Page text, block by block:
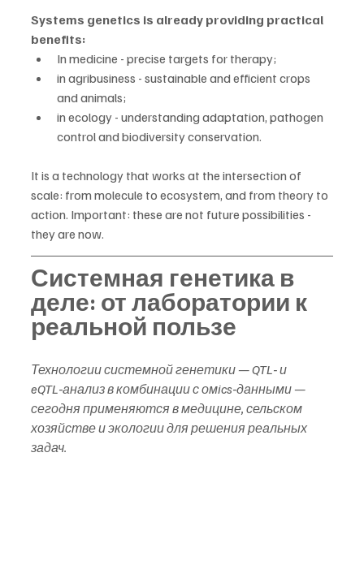
Systems genetics is already providing practical
benefits:
In medicine - precise targets for therapy;
in agribusiness - sustainable and efficient crops
and animals;
in ecology - understanding adaptation, pathogen
control and biodiversity conservation.
It is a technology that works at the intersection of
scale: from molecule to ecosystem, and from theory to
action. Important: these are not future possibilities -
they are now.
Системная генетика в
деле: от лаборатории к
реальной пользе
Технологии системной генетики — QTL‑ и
eQTL‑анализ в комбинации с омics‑данными —
сегодня применяются в медицине, сельском
хозяйстве и экологии для решения реальных
задач.